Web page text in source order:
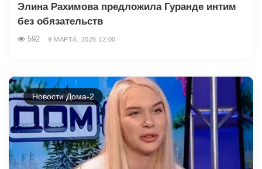
Элина Рахимова предложила Гуранде интим
без обязательств
592 9 МАРТА, 2026 12:00
Новости Дома-2